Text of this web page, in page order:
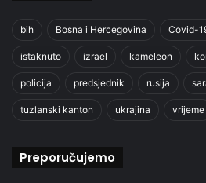
bih Bosna i Hercegovina Covid-
istaknuto izrael kameleon
policija predsjednik rusija
tuzlanski kanton ukrajina vrijeme
Preporučujemo